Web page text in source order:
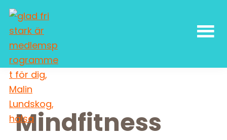
Skip
primary
navigation
Skip
main
content
Skip
primary
sidebar
Skip
footer
Malin
Lundskog
författarskap
och
livsglädje
Mindfitness